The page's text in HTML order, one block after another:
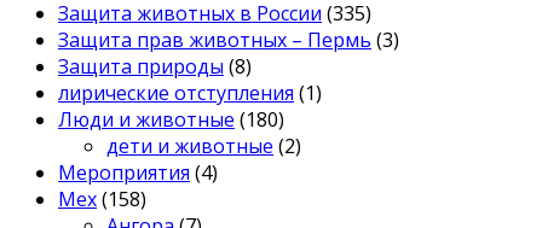
Защита животных в России (335)
Защита прав животных – Пермь (3)
Защита природы (8)
лирические отступления (1)
Люди и животные (180)
дети и животные (2)
Мероприятия (4)
Мех(158)